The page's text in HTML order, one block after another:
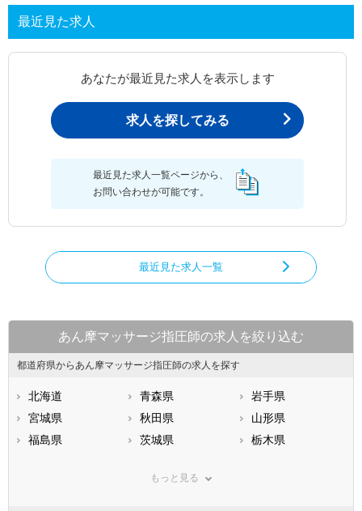
最近見た求人
あなたが最近見た求人を表示します
求人を探してみる
最近見た求人一覧ページから、
お問い合わせが可能です。
最近見た求人一覧
あん摩マッサージ指圧師の求人を絞り込む
都道府県からあん摩マッサージ指圧師の求人を探す
北海道 青森県
岩手県
宮城県
秋田県
山形県
福島県
茨城県
栃木県
神奈川県
もっと見る